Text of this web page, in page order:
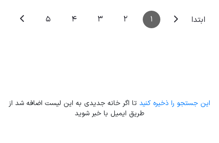
ابتدا 1
2
3
4
5
این جستجو را ذخیره کنید تا اگر خانه جدیدی به این لیست اضافه شد از
طریق ایمیل با خبر شوید